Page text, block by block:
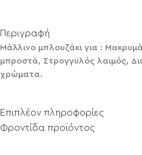
Περιγραφή
Μάλλινο μπλουζάκι για :
μπροστά, Στρογγυλός λαιμός,
χρώματα.
Επιπλέον πληροφορίες
Φροντίδα προϊόντος